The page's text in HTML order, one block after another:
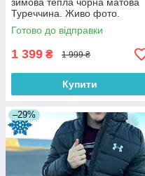
Туреччина. Живо фото.
Чоловічий зимовий пуховик
Готово до відправки
1 399 ₴ 1 999 ₴
Купити
–29%